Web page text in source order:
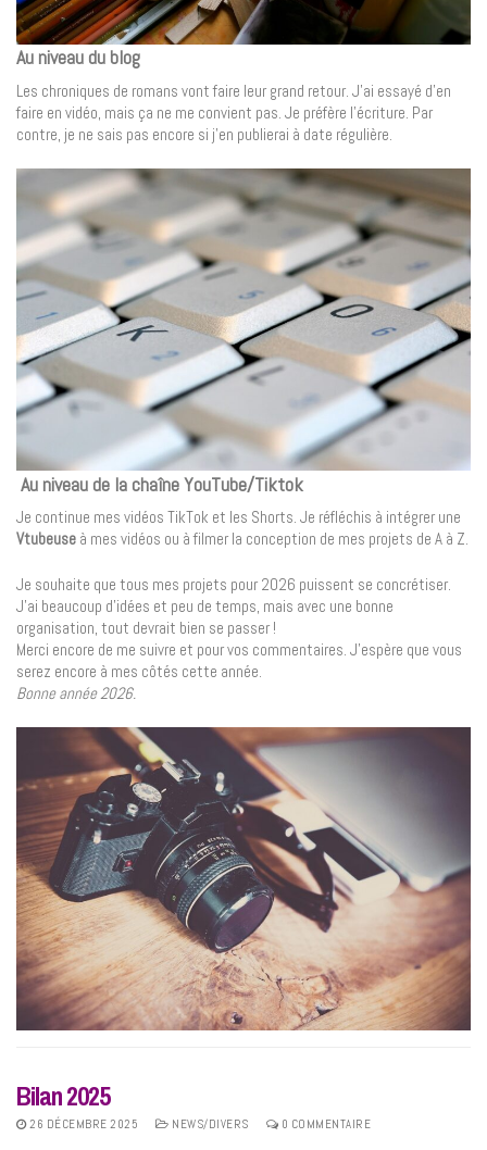
Au niveau du blog
Les chroniques de romans vont faire leur grand retour. J’ai essayé d’en
faire en vidéo, mais ça ne me convient pas. Je préfère l’écriture. Par
contre, je ne sais pas encore si j’en publierai à date régulière.
Au niveau de la chaîne YouTube/Tiktok
Je continue mes vidéos TikTok et les Shorts. Je réfléchis à intégrer une
Vtubeuse à mes vidéos ou à filmer la conception de mes projets de A à Z.
Je souhaite que tous mes projets pour 2026 puissent se concrétiser.
J’ai beaucoup d’idées et peu de temps, mais avec une bonne
organisation, tout devrait bien se passer !
Merci encore de me suivre et pour vos commentaires. J’espère que vous
serez encore à mes côtés cette année.
Bonne année 2026.
Bilan 2025
26 DÉCEMBRE 2025 NEWS/DIVERS 0 COMMENTAIRE